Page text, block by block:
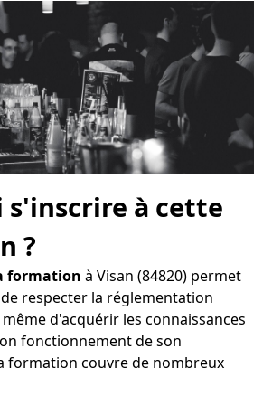
s'inscrire à cette
?
formation à Visan (84820) permet
respecter la réglementation
d'acquérir les connaissances
fonctionnement de son
formation couvre de nombreux